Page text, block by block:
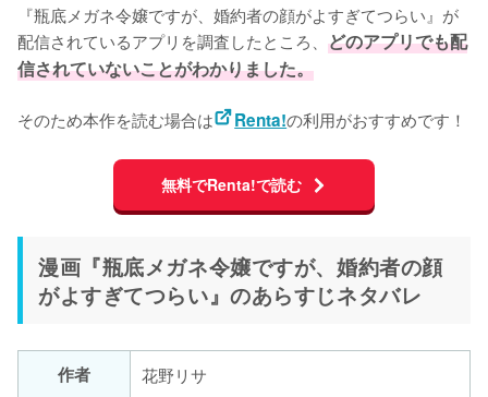
『瓶底メガネ令嬢ですが、婚約者の顔がよすぎてつらい』が
配信されているアプリを調査したところ、 どのアプリでも配
信されていないことがわかりました。
そのため本作を読む場合は Renta!の利用がおすすめです！
無料でRenta!で読む
漫画『瓶底メガネ令嬢ですが、婚約者の顔
がよすぎてつらい』のあらすじネタバレ
作者
花野リサ